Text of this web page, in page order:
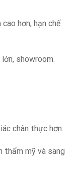
hơn, hạn chế
lớn, showroom.
chân thực hơn.
thẩm mỹ và sang